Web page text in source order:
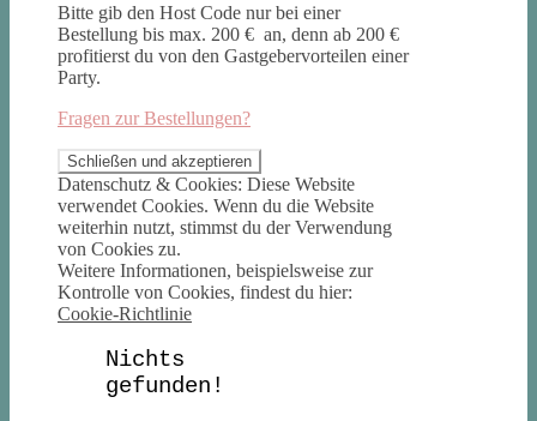
Bitte gib den Host Code nur bei einer
Bestellung bis max. 200 € an, denn ab 200 €
profitierst du von den Gastgebervorteilen einer
Party.
Fragen zur Bestellungen?
Datenschutz & Cookies: Diese Website
verwendet Cookies. Wenn du die Website
weiterhin nutzt, stimmst du der Verwendung
von Cookies zu.
Weitere Informationen, beispielsweise zur
Kontrolle von Cookies, findest du hier:
Cookie-Richtlinie
Nichts
gefunden!